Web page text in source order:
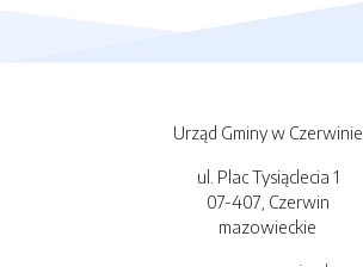
Urząd Gminy w Czerwinie
ul. Plac Tysiąclecia 1
07-407, Czerwin
mazowieckie